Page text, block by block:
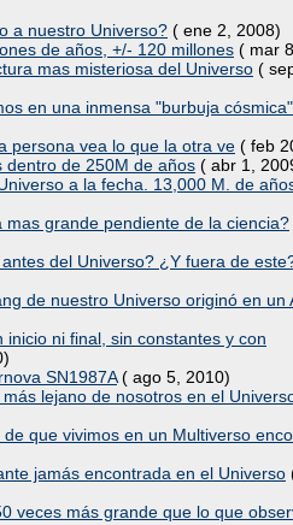
a nuestro Universo? ( ene 2, 2008)
de años, +/- 120 millones ( mar
mas misteriosa del Universo (
en una inmensa "burbuja cósmica"
persona vea lo que la otra ve ( feb
dentro de 250M de años ( abr 1,
a la fecha. 13,000 M. de
grande pendiente de la ciencia?
del Universo? ¿Y fuera de
de nuestro Universo originó en un
ni final, sin constantes y con
SN1987A( ago 5, 2010)
lejano de nosotros en el
de que vivimos en un Multiverso
jamás encontrada en el Universo
veces más grande que lo que